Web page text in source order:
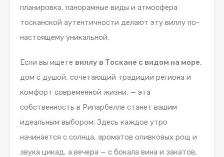
планировка, панорамные виды и атмосфера
тосканской аутентичности делают эту виллу по-
настоящему уникальной.
Если вы ищете виллу в Тоскане с видом на море,
дом с душой, сочетающий традиции региона и
комфорт современной жизни, — эта
собственность в Рипарбелле станет вашим
идеальным выбором. Здесь каждое утро
начинается с солнца, ароматов оливковых рощ и
звука цикад, а вечера — с бокала вина и закатов,